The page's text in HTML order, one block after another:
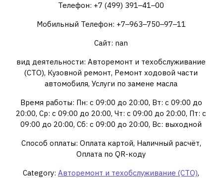
Телефон: +7 (499) 391‒41‒00
Мобильный Телефон: +7‒963‒750‒97‒11
Сайт: nan
вид деятельности: Авторемонт и техобслуживание
(СТО), Кузовной ремонт, Ремонт ходовой части
автомобиля, Услуги по замене масла
Время работы: Пн: с 09:00 до 20:00, Вт: с 09:00 до
20:00, Ср: с 09:00 до 20:00, Чт: с 09:00 до 20:00, Пт: с
09:00 до 20:00, Сб: с 09:00 до 20:00, Вс: выходной
Способ оплаты: Оплата картой, Наличный расчёт,
Оплата по QR-коду
Category: Авторемонт и техобслуживание (СТО),